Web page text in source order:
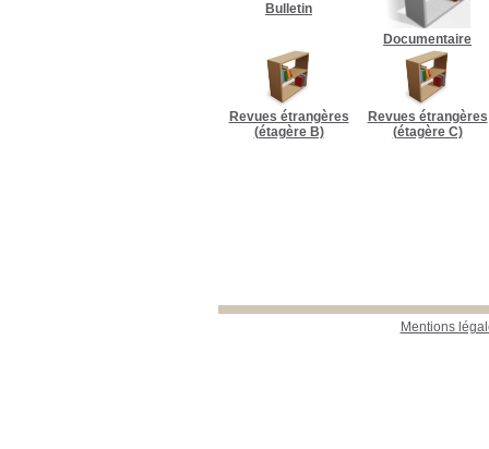
Bulletin
Documentaire
Revues étrangères
(étagère B)
Revues étrangères
(étagère C)
Mentions